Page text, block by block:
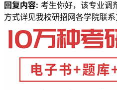
回复内容: 考生你好，该专业调
方式详见我校研招网各学院联系